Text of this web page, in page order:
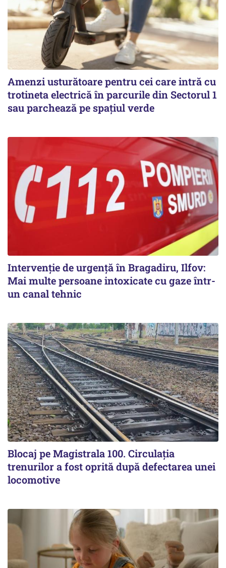
Amenzi usturătoare pentru cei care intră cu
trotineta electrică în parcurile din Sectorul 1
sau parchează pe spațiul verde
Intervenție de urgență în Bragadiru, Ilfov:
Mai multe persoane intoxicate cu gaze într-
un canal tehnic
Blocaj pe Magistrala 100. Circulația
trenurilor a fost oprită după defectarea unei
locomotive